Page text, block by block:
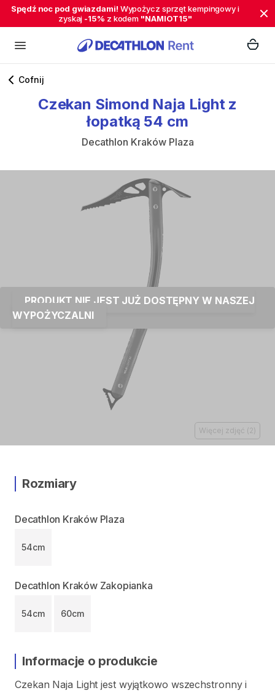
Spędź noc pod gwiazdami! Wypożycz sprzęt kempingowy i
zyskaj -15% z kodem "NAMIOT15"
Cofnij
Czekan Simond Naja Light z
łopatką 54 cm
Decathlon Kraków Plaza
PRODUKT NIE JEST JUŻ DOSTĘPNY W NASZEJ
WYPOŻYCZALNI
Więcej zdjęć (2 )
Rozmiary
Decathlon Kraków Plaza
54cm
Decathlon Kraków Zakopianka
54cm 60cm
Informacje o produkcie
Czekan Naja Light jest wyjątkowo wszechstronny i